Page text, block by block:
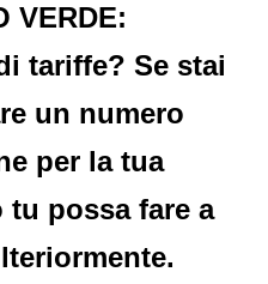
VERDE:
tariffe? Se stai
un numero
per la tua
tu possa fare a